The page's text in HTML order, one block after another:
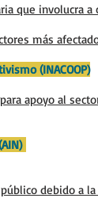
que involucra a
más
(INACOOP)
apoyo al
debido a